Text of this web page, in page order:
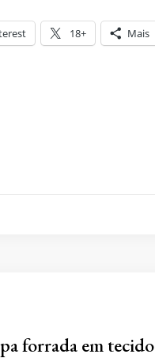
18+ Mais
forrada em tecido